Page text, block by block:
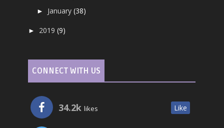
► January(38)
► 2019(9)
CONNECT WITH US
34.2k likes Like